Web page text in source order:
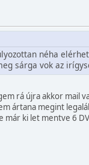
néha
sárga vok az
rá újra akkor
ártana megint
már ki let mentve 6